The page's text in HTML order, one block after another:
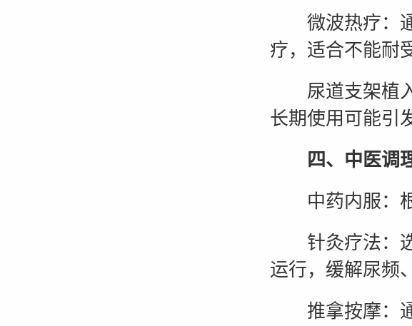
微波热疗：通
疗，适合不能耐
尿道支架植入
长期使用可能引
四、中医调
中药内服：根
针灸疗法：选
运行，缓解尿频
推拿按摩：通